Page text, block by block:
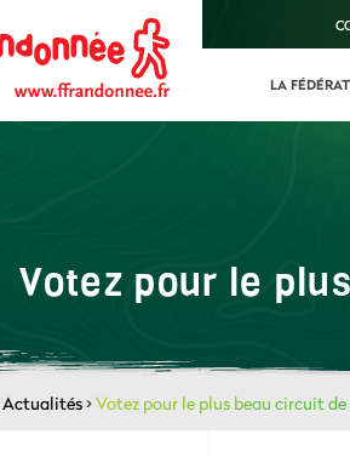
LA
Votez pour le
Actualités>Votez pour le plus beau circuit